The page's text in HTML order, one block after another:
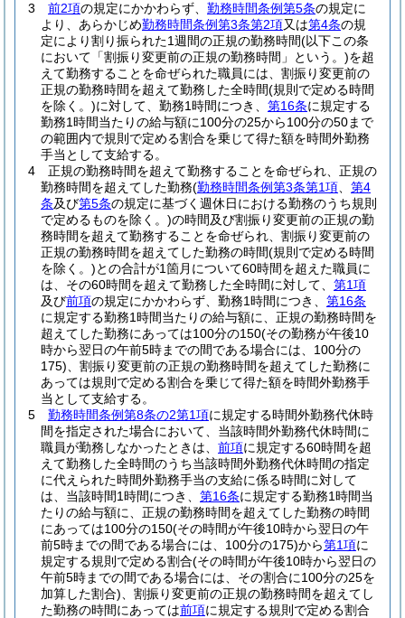
3
前2項の規定にかかわらず、 勤務時間条例第5条の規定に
より、あらかじめ勤務時間条例第3条第2項又は第4条の規
定により割り振られた1週間の正規の勤務時間(以下この条
において「割振り変更前の正規の勤務時間」という。)を超
えて勤務することを命ぜられた職員には、割振り変更前の
正規の勤務時間を超えて勤務した全時間(規則で定める時間
を除く。)に対して、勤務1時間につき、 第16条に規定する
勤務1時間当たりの給与額に100分の25から100分の50まで
の範囲内で規則で定める割合を乗じて得た額を時間外勤務
手当として支給する。
4
正規の勤務時間を超えて勤務することを命ぜられ、正規の
勤務時間を超えてした勤務(勤務時間条例第3条第1項
第4
条及び第5条の規定に基づく週休日における勤務のうち規則
で定めるものを除く。)の時間及び割振り変更前の正規の勤
務時間を超えて勤務することを命ぜられ、割振り変更前の
正規の勤務時間を超えてした勤務の時間(規則で定める時間
を除く。)との合計が1箇月について60時間を超えた職員に
は、その60時間を超えて勤務した全時間に対して、 第1項
及び前項の規定にかかわらず、勤務1時間につき、 第16条
に規定する勤務1時間当たりの給与額に、正規の勤務時間を
超えてした勤務にあっては100分の150(その勤務が午後10
時から翌日の午前5時までの間である場合には、100分の
175) 、割振り変更前の正規の勤務時間を超えてした勤務に
あっては規則で定める割合を乗じて得た額を時間外勤務手
当として支給する。
5
勤務時間条例第8条の2第1項に規定する時間外勤務代休時
間を指定された場合において、当該時間外勤務代休時間に
職員が勤務しなかったときは、 前項に規定する60時間を超
えて勤務した全時間のうち当該時間外勤務代休時間の指定
に代えられた時間外勤務手当の支給に係る時間に対して
は、当該時間1時間につき、 第16条に規定する勤務1時間当
たりの給与額に、正規の勤務時間を超えてした勤務の時間
にあっては100分の150(その時間が午後10時から翌日の午
前5時までの間である場合には、100分の175)から第1項に
規定する規則で定める割合(その時間が午後10時から翌日の
午前5時までの間である場合には、その割合に100分の25を
加算した割合) 、割振り変更前の正規の勤務時間を超えてし
た勤務の時間にあっては前項に規定する規則で定める割合